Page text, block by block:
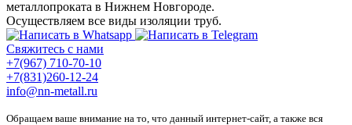
металлопроката в Нижнем Новгороде.
Осуществляем все виды изоляции труб.
Свяжитесь с нами
+7(967) 710-70-10
+7(831)260-12-24
info@nn-metall.ru
Обращаем ваше внимание на то, что данный интернет-сайт, а также вся